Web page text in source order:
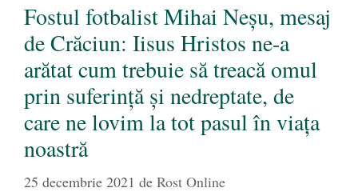
Fostul fotbalist Mihai Neșu, mesaj
de Crăciun: Iisus Hristos ne-a
arătat cum trebuie să treacă omul
prin suferință și nedreptate, de
care ne lovim la tot pasul în viața
noastră
25 decembrie 2021 de Rost Online